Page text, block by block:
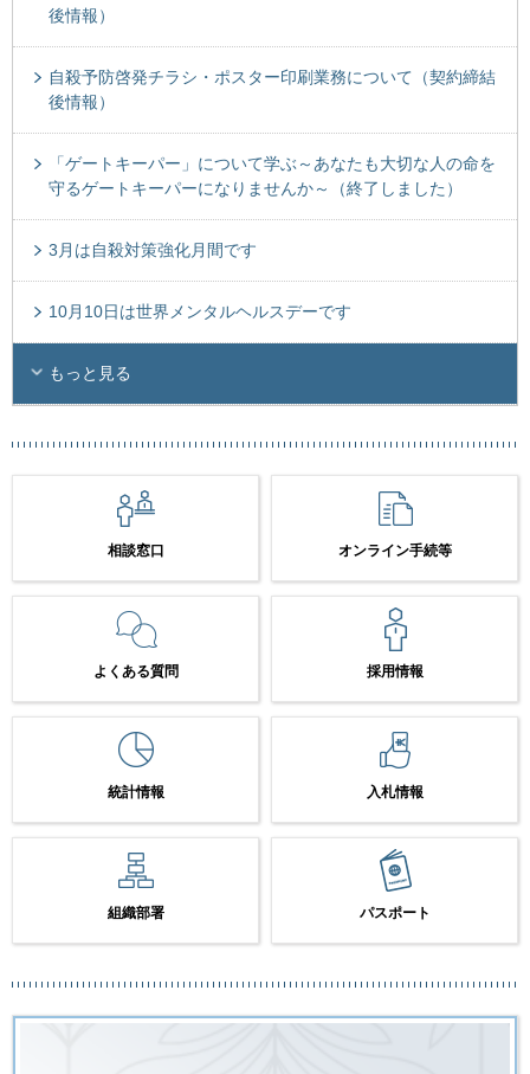
後情報）
自殺予防啓発チラシ・ポスター印刷業務について（契約締結
後情報）
「ゲートキーパー」について学ぶ～あなたも大切な人の命を
守るゲートキーパーになりませんか～（終了しました）
3月は自殺対策強化月間です
10月10日は世界メンタルヘルスデーです
もっと見る
相談窓口 オンライン手続等
よくある質問 採用情報
統計情報 入札情報
組織部署 パスポート